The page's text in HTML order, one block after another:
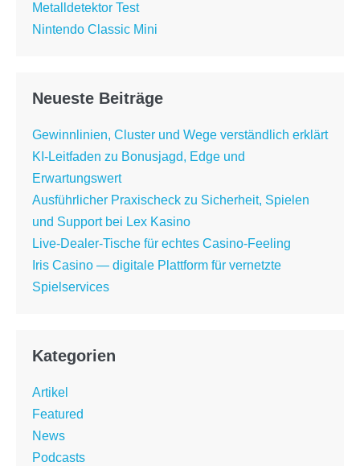
Metalldetektor Test
Nintendo Classic Mini
Neueste Beiträge
Gewinnlinien, Cluster und Wege verständlich erklärt
KI-Leitfaden zu Bonusjagd, Edge und
Erwartungswert
Ausführlicher Praxischeck zu Sicherheit, Spielen
und Support bei Lex Kasino
Live-Dealer-Tische für echtes Casino-Feeling
Iris Casino — digitale Plattform für vernetzte
Spielservices
Kategorien
Artikel
Featured
News
Podcasts